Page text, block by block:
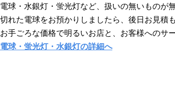
電球・水銀灯・蛍光灯など、扱いの無いものが
切れた電球をお預かりしましたら、後日お見積
お手ごろな価格で明るいお店と、お客様へのサ
電球・蛍光灯・水銀灯の詳細へ